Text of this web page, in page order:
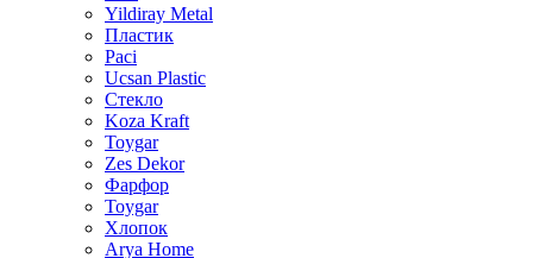
Yildiray Metal
Пластик
Paci
Ucsan Plastic
Стекло
Koza Kraft
Toygar
Zes Dekor
Фарфор
Toygar
Хлопок
Arya Home